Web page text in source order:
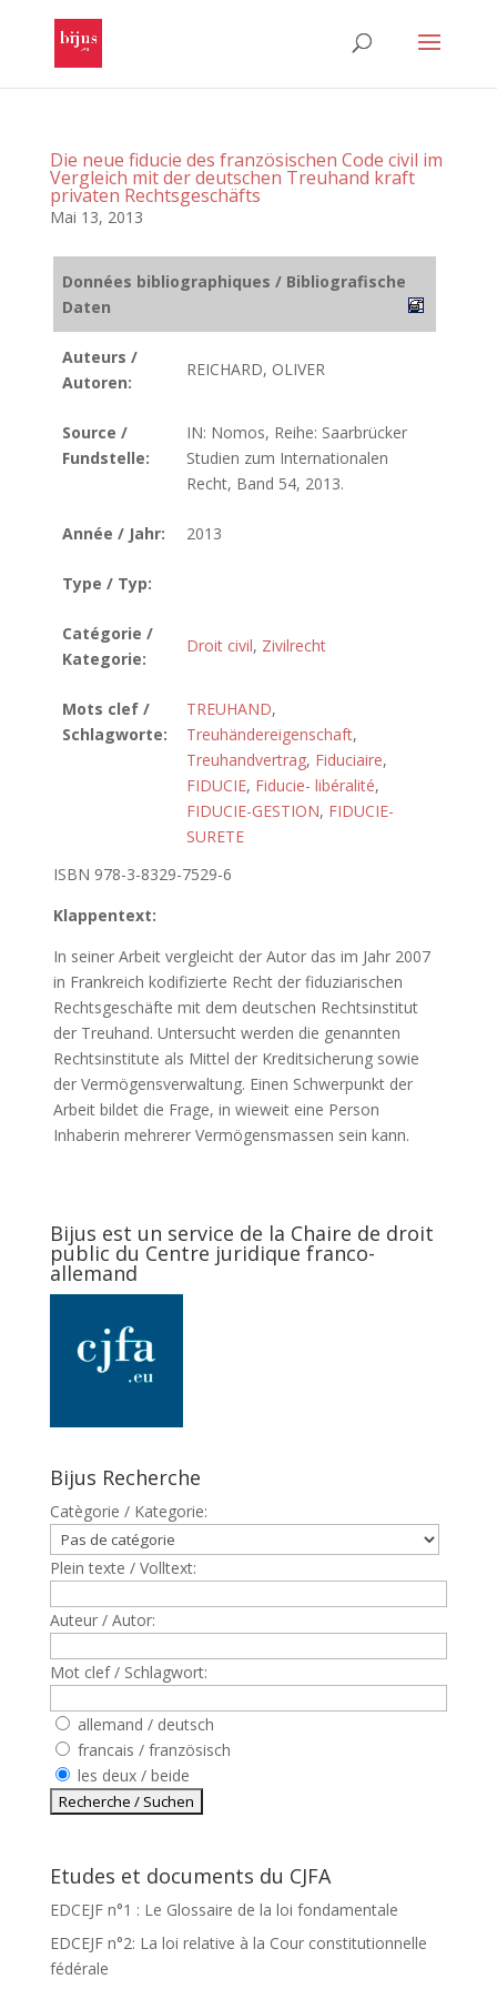
Die neue fiducie des französischen Code civil im
Vergleich mit der deutschen Treuhand kraft
privaten Rechtsgeschäfts
Mai 13, 2013
Données bibliographiques / Bibliografische
Daten
Auteurs /
Autoren:
REICHARD, OLIVER
Source /
Fundstelle:
IN: Nomos, Reihe: Saarbrücker
Studien zum Internationalen
Recht, Band 54, 2013.
Année / Jahr: 2013
Type / Typ:
Catégorie /
Kategorie:
Droit civil, Zivilrecht
Mots clef /
Schlagworte:
TREUHAND,
Treuhändereigenschaft,
Treuhandvertrag, Fiduciaire,
FIDUCIE, Fiducie- libéralité,
FIDUCIE-GESTION, FIDUCIE-
SURETE
ISBN 978-3-8329-7529-6
Klappentext:
In seiner Arbeit vergleicht der Autor das im Jahr 2007
in Frankreich kodifizierte Recht der fiduziarischen
Rechtsgeschäfte mit dem deutschen Rechtsinstitut
der Treuhand. Untersucht werden die genannten
Rechtsinstitute als Mittel der Kreditsicherung sowie
der Vermögensverwaltung. Einen Schwerpunkt der
Arbeit bildet die Frage, in wieweit eine Person
Inhaberin mehrerer Vermögensmassen sein kann.
Bijus est un service de la Chaire de droit
public du Centre juridique franco-
allemand
Bijus Recherche
Catègorie / Kategorie:
Plein texte / Volltext:
Auteur / Autor:
Mot clef / Schlagwort:
allemand / deutsch
francais / französisch
les deux / beide
Etudes et documents du CJFA
EDCEJF n°1 : Le Glossaire de la loi fondamentale
EDCEJF n°2: La loi relative à la Cour constitutionnelle
fédérale